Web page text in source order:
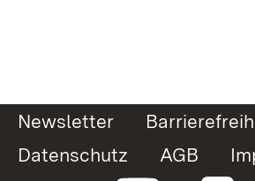
Newsletter
Datenschutz
AGB